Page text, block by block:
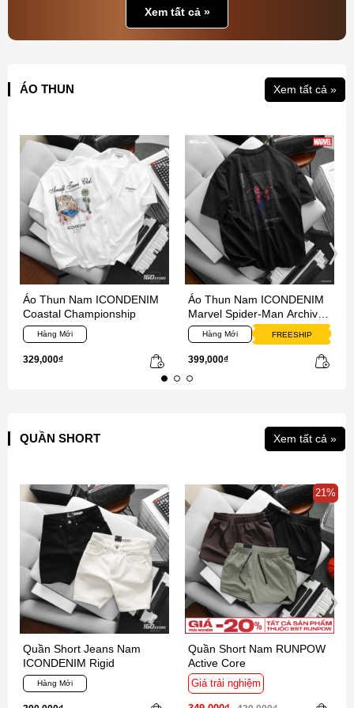
Xem tất cả »
ÁO THUN Xem tất cả »
Áo Thun Nam ICONDENIM
Coastal Championship
Hàng Mới
329,000₫
Áo Thun Nam ICONDENIM
Marvel Spider-Man Archival
PowerHàng Mới FREESHIP
399,000₫
QUẦN SHORT Xem tất cả »
Quần Short Jeans Nam
ICONDENIM Rigid
Hàng Mới
21%
Quần Short Nam RUNPOW
Active Core
Giá trải nghiệm